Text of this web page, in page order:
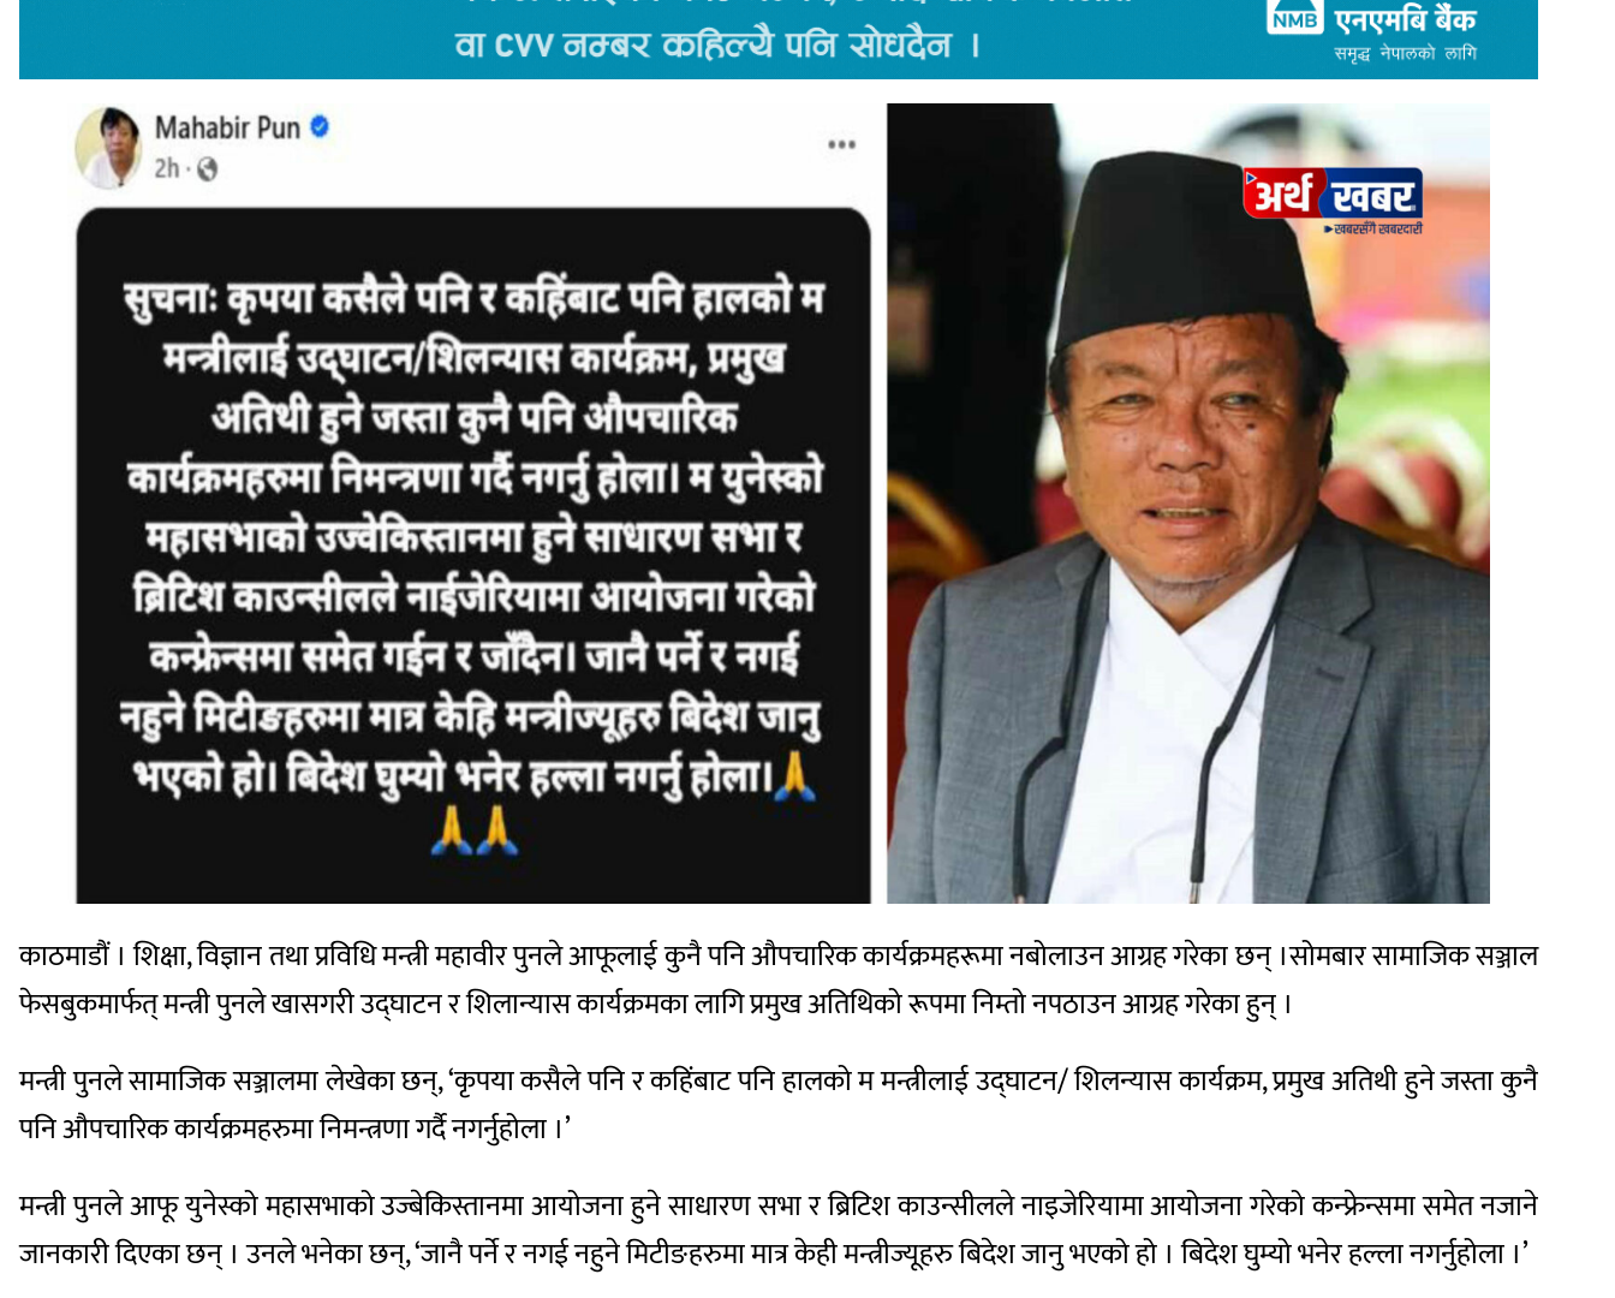
काठमाडौं । शिक्षा, विज्ञान तथा प्रविधि मन्त्री महावीर पुनले आफूलाई कुनै पनि औपचारिक कार्यक्रमहरूमा नबोलाउन आग्रह गरेका छन् ।सोमबार सामाजिक सञ्जाल
फेसबुकमार्फत् मन्त्री पुनले खासगरी उद्घाटन र शिलान्यास कार्यक्रमका लागि प्रमुख अतिथिको रूपमा निम्तो नपठाउन आग्रह गरेका हुन् ।
मन्त्री पुनले सामाजिक सञ्जालमा लेखेका छन्, ‘कृपया कसैले पनि र कहिंबाट पनि हालको म मन्त्रीलाई उद्घाटन/ शिलन्यास कार्यक्रम, प्रमुख अतिथी हुने जस्ता कुनै
पनि औपचारिक कार्यक्रमहरुमा निमन्त्रणा गर्दै नगर्नुहोला ।’
मन्त्री पुनले आफू युनेस्को महासभाको उज्बेकिस्तानमा आयोजना हुने साधारण सभा र ब्रिटिश काउन्सीलले नाइजेरियामा आयोजना गरेको कन्फ्रेन्समा समेत नजाने
जानकारी दिएका छन् । उनले भनेका छन्, ‘जानै पर्ने र नगई नहुने मिटीङहरुमा मात्र केही मन्त्रीज्यूहरु बिदेश जानु भएको हो । बिदेश घुम्यो भनेर हल्ला नगर्नुहोला ।’